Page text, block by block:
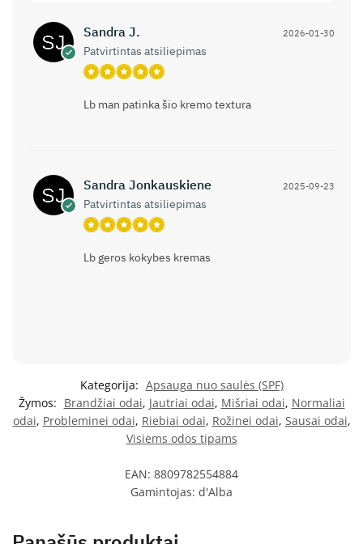
Sandra J.
Patvirtintas atsiliepimas
2026-01-30
Lb man patinka šio kremo textura
Sandra Jonkauskiene
Patvirtintas atsiliepimas
2025-09-23
Lb geros kokybes kremas
Kategorija: Apsauga nuo saulės (SPF)
Žymos: Brandžiai odai, Jautriai odai, Mišriai odai, Normaliai
odai, Probleminei odai, Riebiai odai, Rožinei odai, Sausai odai,
Visiems odos tipams
EAN: 8809782554884
Gamintojas: d'Alba